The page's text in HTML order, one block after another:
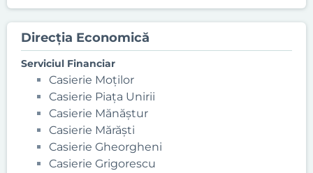
Direcţia Economică
Serviciul Financiar
Casierie Moților
Casierie Piața Unirii
Casierie Mănăștur
Casierie Mărăști
Casierie Gheorgheni
Casierie Grigorescu